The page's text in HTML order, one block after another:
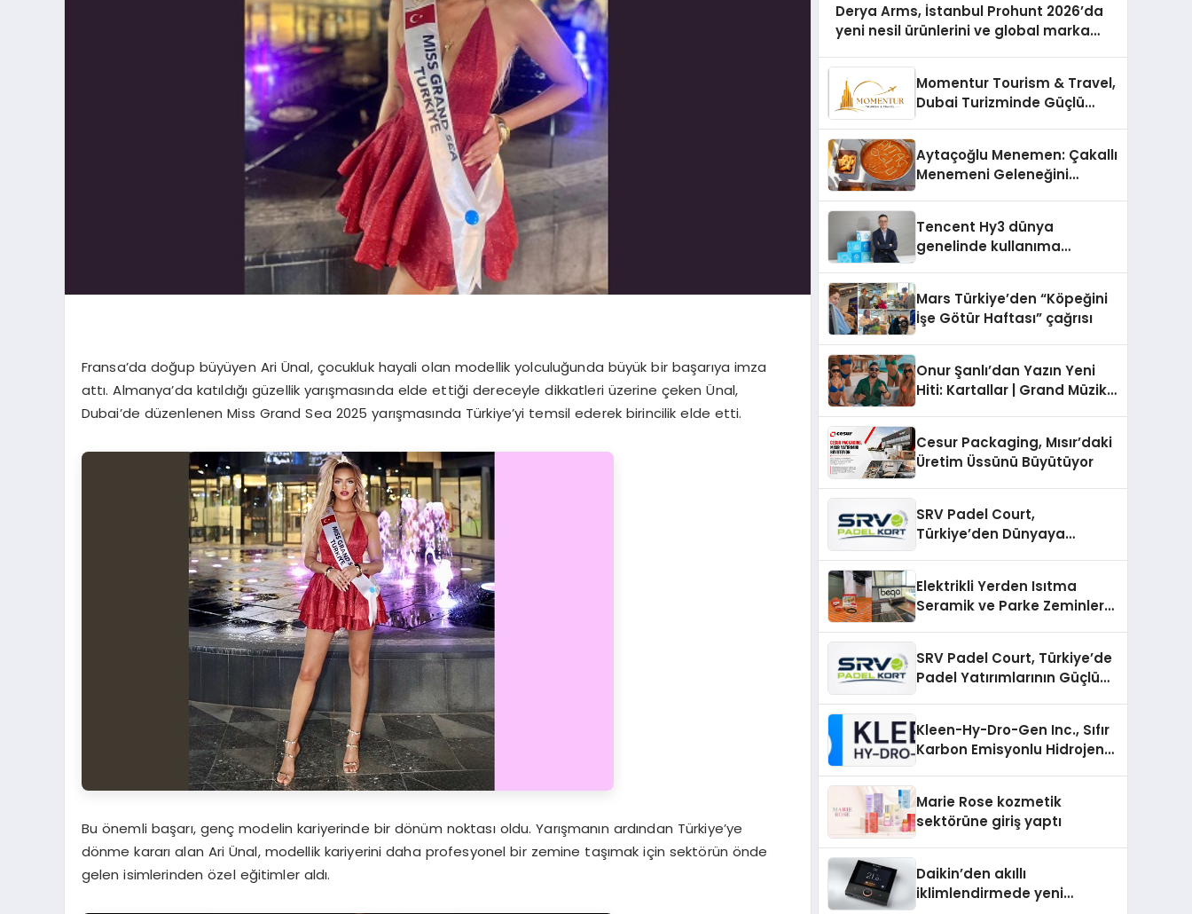
Fransa’da doğup büyüyen Ari Ünal, çocukluk hayali olan modellik yolculuğunda büyük bir başarıya imza
attı. Almanya’da katıldığı güzellik yarışmasında elde ettiği dereceyle dikkatleri üzerine çeken Ünal,
Dubai’de düzenlenen Miss Grand Sea 2025 yarışmasında Türkiye’yi temsil ederek birincilik elde etti.
Bu önemli başarı, genç modelin kariyerinde bir dönüm noktası oldu. Yarışmanın ardından Türkiye’ye
dönme kararı alan Ari Ünal, modellik kariyerini daha profesyonel bir zemine taşımak için sektörün önde
gelen isimlerinden özel eğitimler aldı.
Derya Arms, İstanbul Prohunt 2026’da
yeni nesil ürünlerini ve global marka
Momentur Tourism & Travel,
Dubai Turizminde Güçlü
Aytaçoğlu Menemen: Çakallı
Menemeni Geleneğini
Tencent Hy3 dünya
genelinde kullanıma
Mars Türkiye’den “Köpeğini
İşe Götür Haftası” çağrısı
Onur Şanlı’dan Yazın Yeni
Hiti: Kartallar | Grand Müzik
Cesur Packaging, Mısır’daki
Üretim Üssünü Büyütüyor
SRV Padel Court,
Türkiye’den Dünyaya
Elektrikli Yerden Isıtma
Seramik ve Parke Zeminler
SRV Padel Court, Türkiye’de
Padel Yatırımlarının Güçlü
Kleen-Hy-Dro-Gen Inc., Sıfır
Karbon Emisyonlu Hidrojen
Aldı
Marie Rose kozmetik
sektörüne giriş yaptı
Daikin’den akıllı
iklimlendirmede yeni